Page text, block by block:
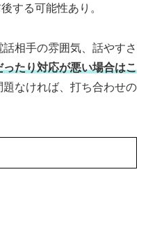
する可能性あり。
相手の雰囲気、話やすさ
ったり対応が悪い場合はこ
題なければ、打ち合わせの